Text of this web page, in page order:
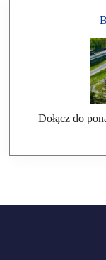
Dołącz do